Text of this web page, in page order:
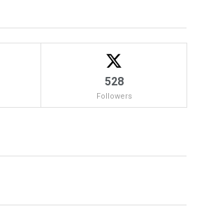
528
Followers